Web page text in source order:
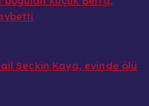
Seçkin Kaya, evinde ölü